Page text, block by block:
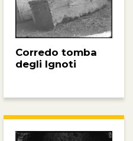
Corredo tomba
degli Ignoti